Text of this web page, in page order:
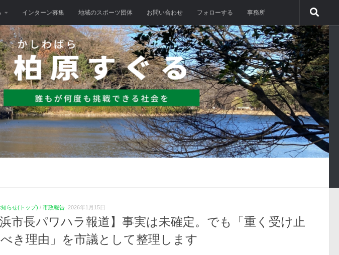
インターン募集 地域のスポーツ団体 お問い合わせ フォローする 事務所
知らせ(トップ) / 市政報告 2026年1月15日
浜市長パワハラ報道】事実は未確定。でも「重く受け止
き理由」を市議として整理します